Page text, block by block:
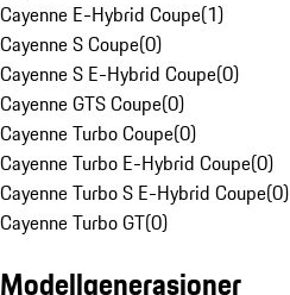
Cayenne E-Hybrid Coupe(1)
Cayenne S Coupe(0)
Cayenne S E-Hybrid Coupe(0)
Cayenne GTS Coupe(0)
Cayenne Turbo Coupe(0)
Cayenne Turbo E-Hybrid Coupe(0)
Cayenne Turbo S E-Hybrid Coupe(0)
Cayenne Turbo GT(0)
Modellgenerasjoner